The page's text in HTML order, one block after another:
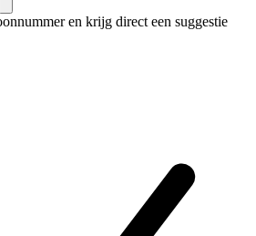
en krijg direct een suggestie